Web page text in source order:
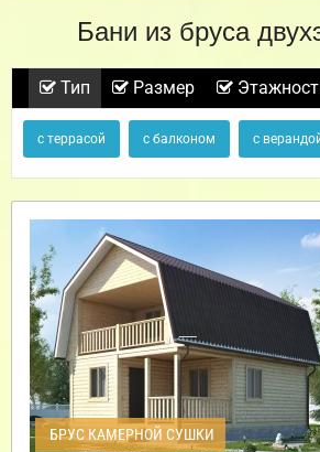
Бани из бруса
Тип Размер
с террасой с балконом с
БРУС КАМЕРНОЙ СУШКИ